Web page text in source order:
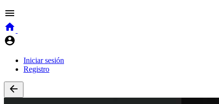
Iniciar sesión
Registro